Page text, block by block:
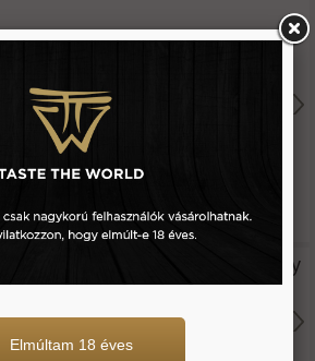
Piros folyékony ételfesték -fractal
1.290 Ft
Piros matt selyem ételfesték spray
-cake masters
100 g
Elmúltam 18 éves